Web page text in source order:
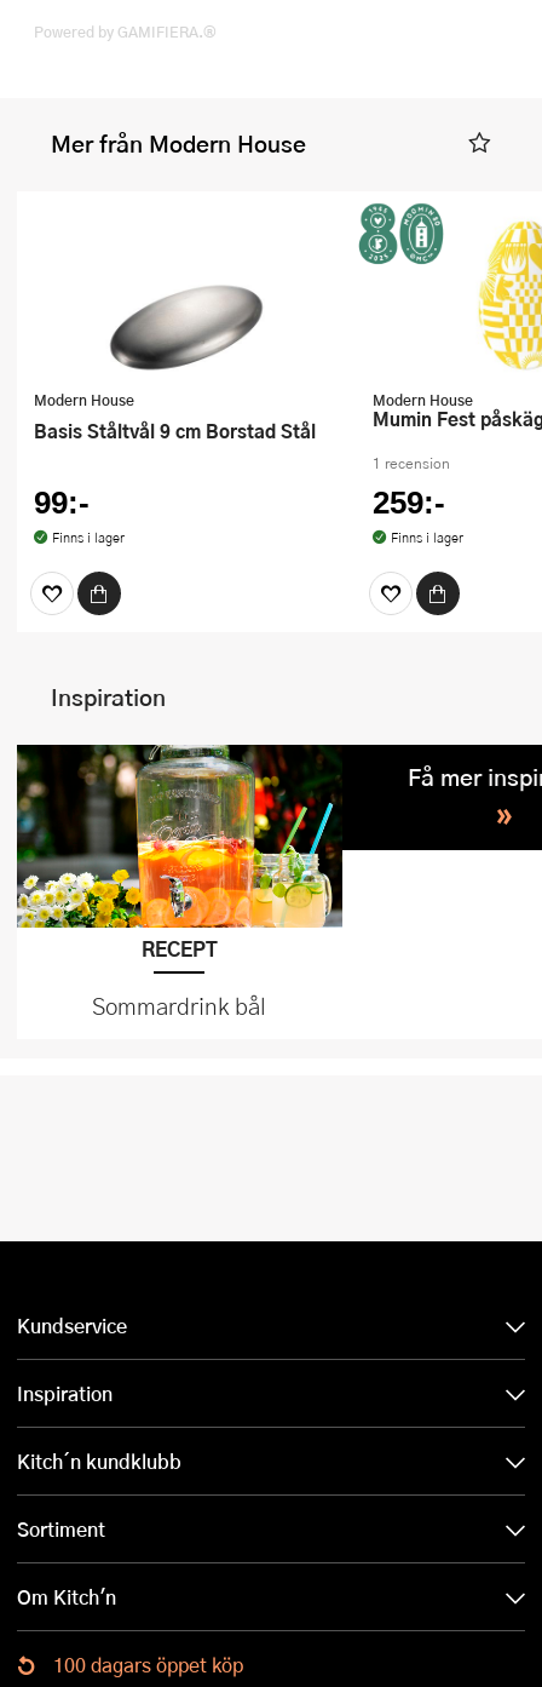
Powered by GAMIFIERA.®
Mer från Modern House
Modern House
Basis Ståltvål 9 cm Borstad Stål
99:-
Finns i lager
Modern House
Mumin Fest
1 recension
259:-
Finns i lager
Inspiration
RECEPT
Sommardrink bål
Få mer
»
Kundservice
Inspiration
Kitch´n kundklubb
Sortiment
Om Kitch'n
100 dagars öppet köp